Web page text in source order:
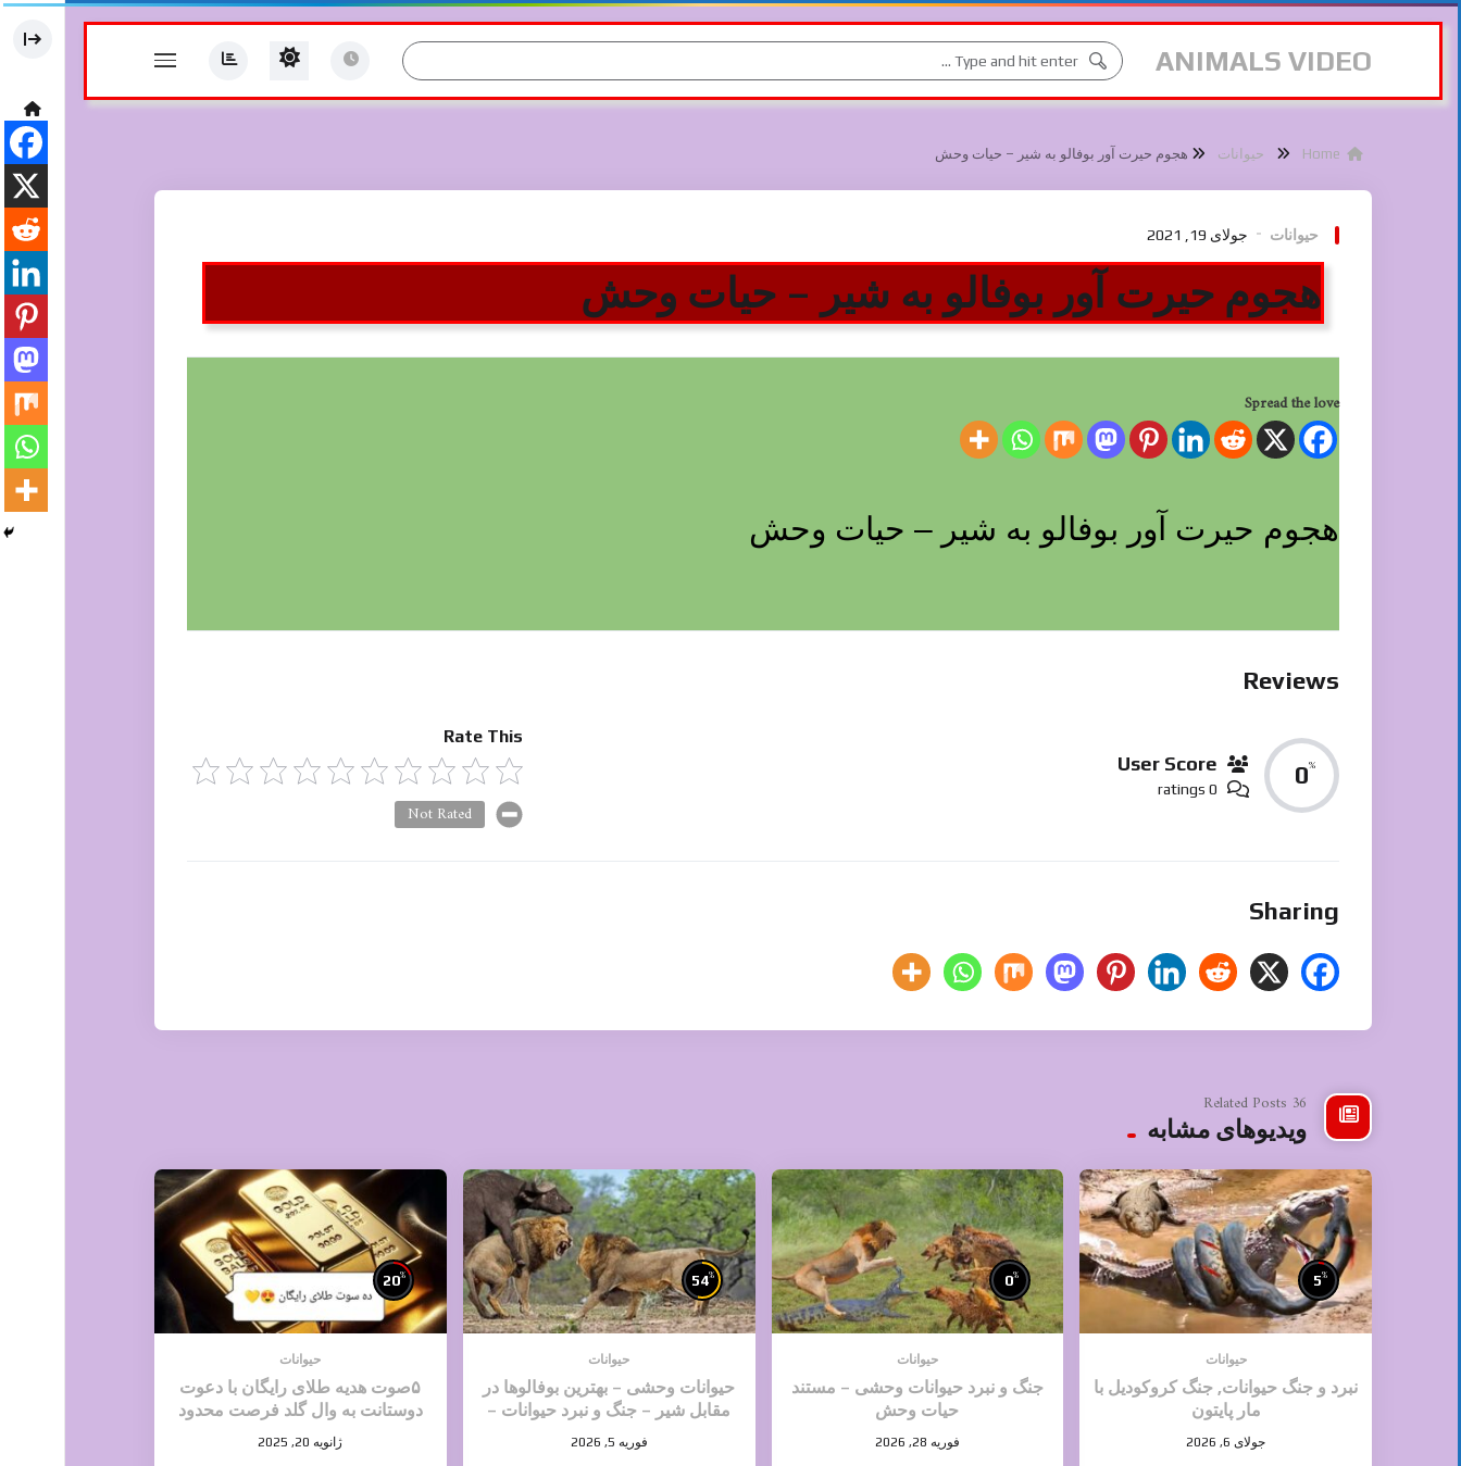
ANIMALS VIDEO
حیوانات هجوم حیرت آور بوفالو به شیر – حیات وحش
حیوانات جولای 19, 2021
هجوم حیرت آور بوفالو به شیر – حیات وحش
Spread the love
هجوم حیرت آور بوفالو به شیر – حیات وحش
Reviews
0%
User Score
0 ratings
Rate This
Not Rated
Sharing
36 Related Posts
ویدیوهای مشابه
5%
حیوانات
نبرد و جنگ حیوانات, جنگ کروکودیل با
مار پایتون
جولای 6, 2026
0%
حیوانات
جنگ و نبرد حیوانات وحشی – مستند
حیات وحش
فوریه 28, 2026
54%
حیوانات
حیوانات وحشی – بهترین بوفالوها در
مقابل شیر – جنگ و نبرد حیوانات –
حیات وحش
فوریه 5, 2026
20%
حیوانات
۵صوت هدیه طلای رایگان با دعوت
دوستانت به وال گلد فرصت محدود
ژانویه 20, 2025